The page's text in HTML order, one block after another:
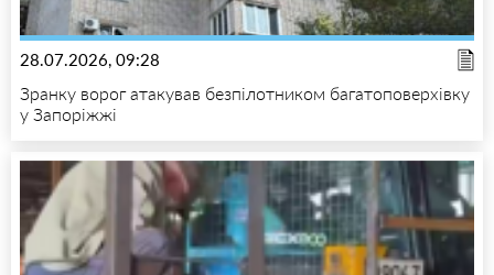
28.07.2026, 09:28
Зранку ворог атакував безпілотником багатоповерхівку
у Запоріжжі